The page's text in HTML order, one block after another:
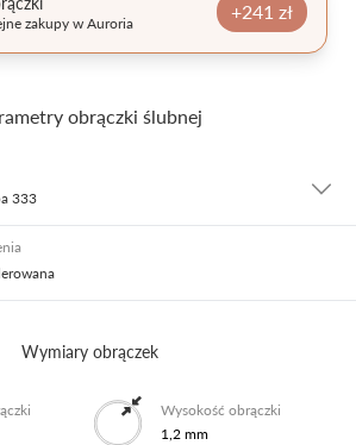
zakupy w Auroria +241 zł
obrączki ślubnej
333
|Próba 585
333
Wymiary obrączek
Wysokość obrączki
1,2 mm